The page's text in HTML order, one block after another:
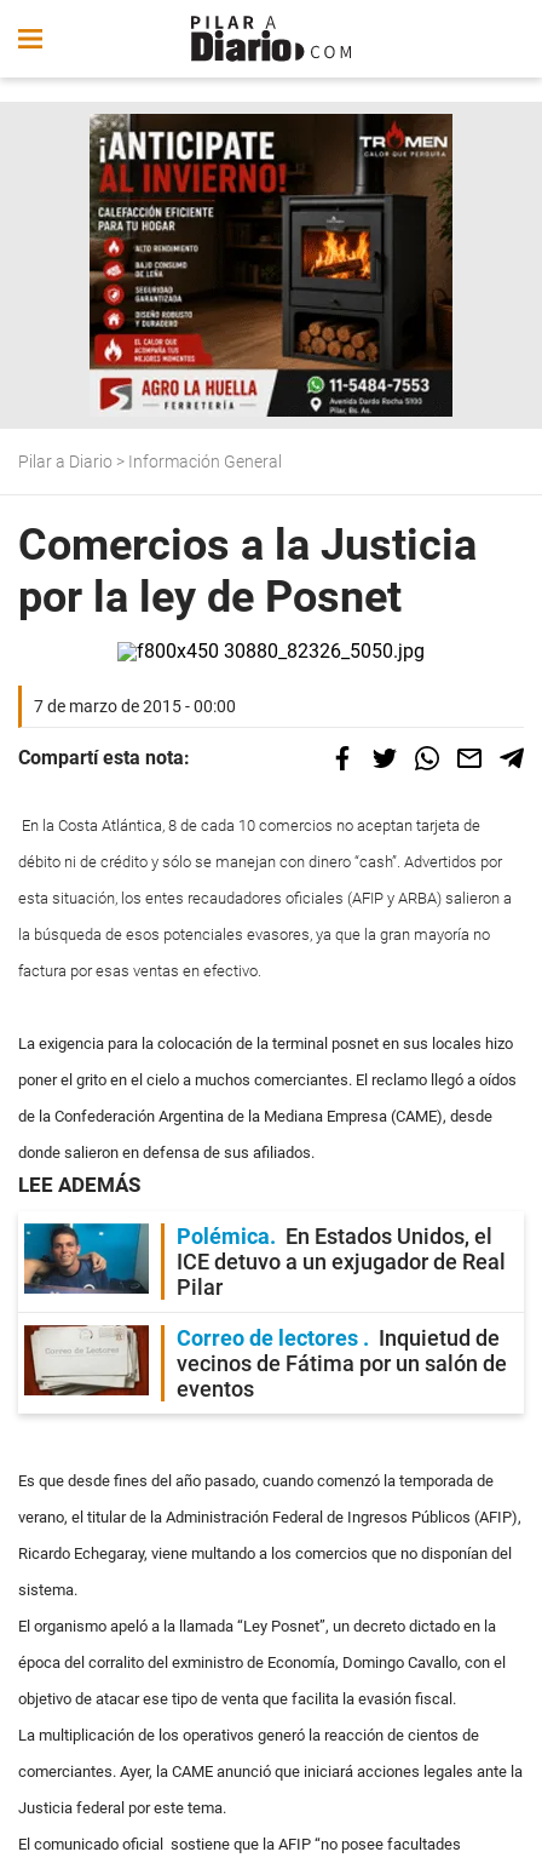
Pilar a Diario > Información General
Comercios a la Justicia
por la ley de Posnet
7 de marzo de 2015 - 00:00
Compartí esta nota:
En la Costa Atlántica, 8 de cada 10 comercios no aceptan tarjeta de
débito ni de crédito y sólo se manejan con dinero “cash”. Advertidos por
esta situación, los entes recaudadores oficiales (AFIP y ARBA) salieron a
la búsqueda de esos potenciales evasores, ya que la gran mayoría no
factura por esas ventas en efectivo.
La exigencia para la colocación de la terminal posnet en sus locales hizo
poner el grito en el cielo a muchos comerciantes. El reclamo llegó a oídos
de la Confederación Argentina de la Mediana Empresa (CAME), desde
donde salieron en defensa de sus afiliados.
LEE ADEMÁS
Polémica
En Estados Unidos, el
ICE detuvo a un exjugador de Real
Pilar
Correo de lectores
Inquietud de
vecinos de Fátima por un salón de
eventos
Es que desde fines del año pasado, cuando comenzó la temporada de
verano, el titular de la Administración Federal de Ingresos Públicos (AFIP),
Ricardo Echegaray, viene multando a los comercios que no disponían del
sistema.
El organismo apeló a la llamada “Ley Posnet”, un decreto dictado en la
época del corralito del exministro de Economía, Domingo Cavallo, con el
objetivo de atacar ese tipo de venta que facilita la evasión fiscal.
La multiplicación de los operativos generó la reacción de cientos de
comerciantes. Ayer, la CAME anunció que iniciará acciones legales ante la
Justicia federal por este tema.
El comunicado oficial sostiene que la AFIP “no posee facultades